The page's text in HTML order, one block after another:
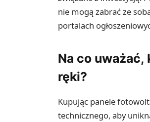
nie mogą zabrać ze
portalach
Na co
ręki?
Kupując panele
technicznego, aby